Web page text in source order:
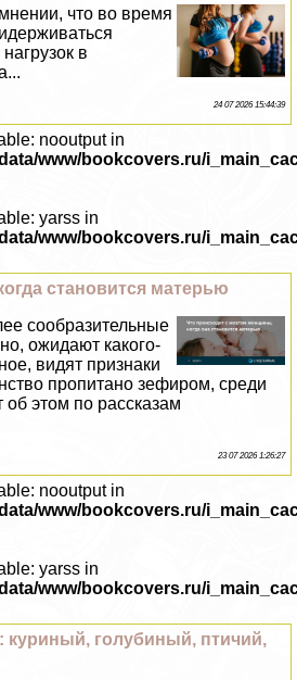
что во время
в
24 07 2026 15:44:39
nooutput in
www/bookcovers.ru/
yarss in
www/bookcovers.ru/
становится матерью
сообразительные
ожидают какого-
видят признаки
пропитано зефиром, среди
этом по рассказам
23 07 2026 1:26:27
nooutput in
www/bookcovers.ru/
yarss in
www/bookcovers.ru/
куриный, гoлyбиный, птичий,